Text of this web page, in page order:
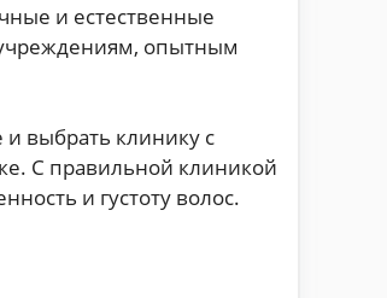
и естественные
опытным
выбрать клинику с
С правильной клиникой
и густоту волос.